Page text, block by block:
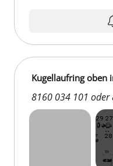
Kugellaufring oben
8160 034 101 oder